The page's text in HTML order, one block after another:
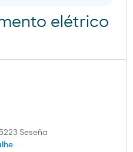
elétrico
Seseña